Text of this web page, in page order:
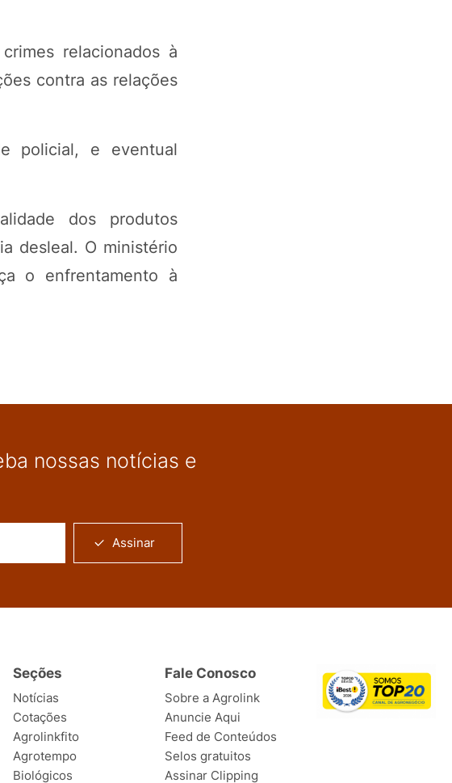
relacionados à
contra as relações
policial, e eventual
dos produtos
desleal. O ministério
o enfrentamento à
nossas notícias e
Assinar
Seções
Notícias
Cotações
Agrolinkfito
Agrotempo
Biológicos
Fale Conosco
Sobre a Agrolink
Anuncie Aqui
Feed de Conteúdos
Selos gratuitos
Assinar Clipping